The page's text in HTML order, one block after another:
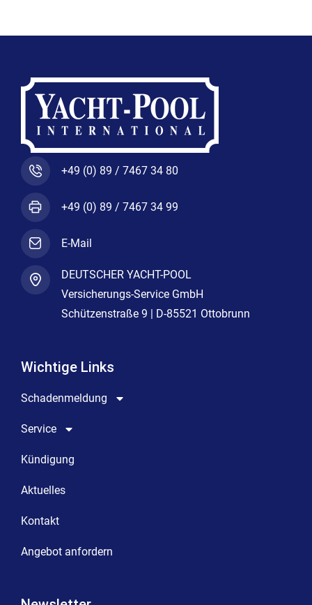
f
+49 (0) 89 / 7467 34 80
+49 (0) 89 / 7467 34 99
E-Mail
DEUTSCHER YACHT-POOL
Versicherungs-Service GmbH
Schützenstraße 9 | D-85521 Ottobrunn
Wichtige Links
Schadenmeldung
Service
Kündigung
Aktuelles
Kontakt
Angebot anfordern